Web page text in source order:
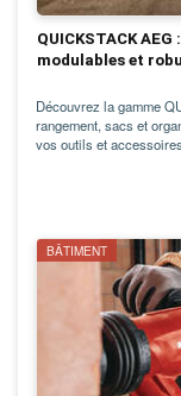
QUICKSTACK
modulables et
Découvrez la gamme
rangement, sacs et
vos outils et
BÂTIMENT